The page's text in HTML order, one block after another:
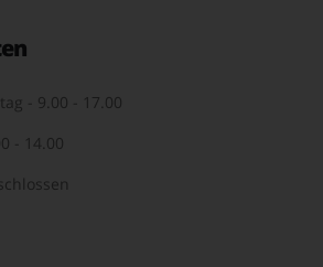
- 9.00 - 17.00
- 14.00